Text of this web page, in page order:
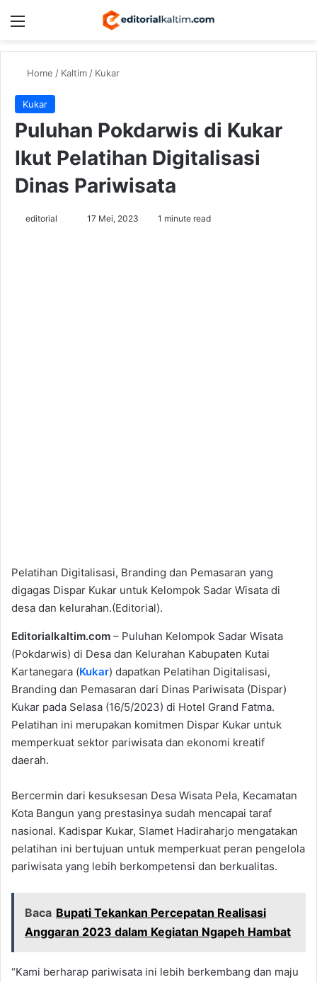
Menu
Home / Kaltim/ Kukar
Kukar
Puluhan Pokdarwis di Kukar
Ikut Pelatihan Digitalisasi
Dinas Pariwisata
editorial
Send17 Mei, 2023 1 minute read
Pelatihan Digitalisasi, Branding dan Pemasaran yang
digagas Dispar Kukar untuk Kelompok Sadar Wisata di
desa dan kelurahan.(Editorial).
Editorialkaltim.com – Puluhan Kelompok Sadar Wisata
(Pokdarwis) di Desa dan Kelurahan Kabupaten Kutai
Kartanegara (Kukar) dapatkan Pelatihan Digitalisasi,
Branding dan Pemasaran dari Dinas Pariwisata (Dispar)
Kukar pada Selasa (16/5/2023) di Hotel Grand Fatma.
Pelatihan ini merupakan komitmen Dispar Kukar untuk
memperkuat sektor pariwisata dan ekonomi kreatif
daerah.
Bercermin dari kesuksesan Desa Wisata Pela, Kecamatan
Kota Bangun yang prestasinya sudah mencapai taraf
nasional. Kadispar Kukar, Slamet Hadiraharjo mengatakan
pelatihan ini bertujuan untuk memperkuat peran pengelola
pariwisata yang lebih berkompetensi dan berkualitas.
Baca Bupati Tekankan Percepatan Realisasi
Anggaran 2023 dalam Kegiatan Ngapeh Hambat
“Kami berharap pariwisata ini lebih berkembang dan maju